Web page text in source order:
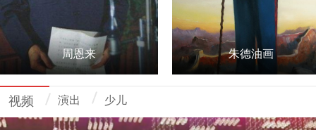
周恩来
周恩来...
朱德油画
视频 演出 少儿